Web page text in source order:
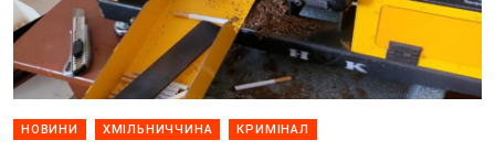
НОВИНИ ХМІЛЬНИЧЧИНА КРИМІНАЛ